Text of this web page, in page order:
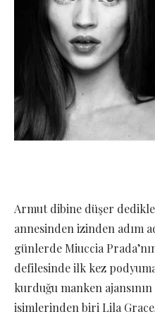
Armut dibine düşer
annesinden izinden adım
günlerde Miuccia
defilesinde ilk kez podyuma
kurduğu manken
isimlerinden biri Lila